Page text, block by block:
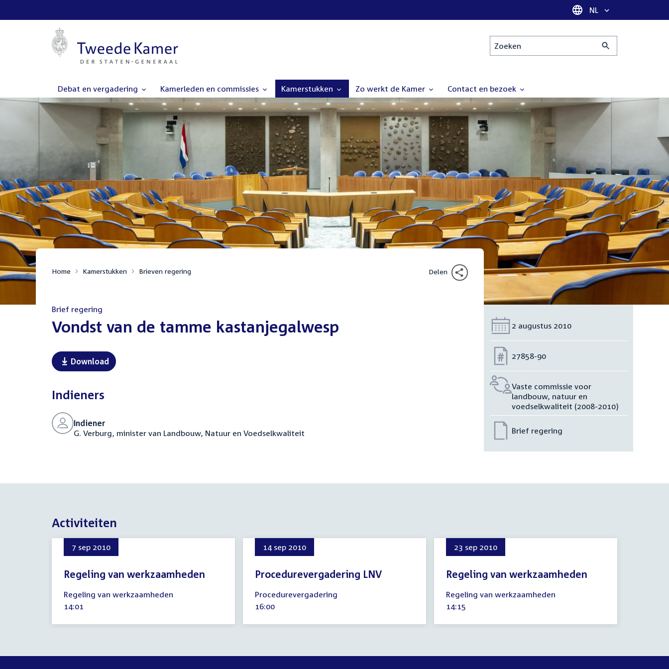
Taal selectie
NL
Zoeken
Debat en vergadering Kamerleden en commissies Kamerstukken Zo werkt de Kamer Contact en bezoek
Home Kamerstukken Brieven regering Delen
Brief regering
:Vondst van de tamme kastanjegalwesp
Download
Indieners
Indiener
G. Verburg, minister van Landbouw, Natuur en Voedselkwaliteit
Datum:
2 augustus 2010
Nummer:
27858-90
Vaste commissie voor
landbouw, natuur en
voedselkwaliteit (2008-2010)
Brief regering
Activiteiten
7 sep 2010
Regeling van werkzaamheden
september
2010
Regeling van werkzaamheden
Tijd
14:01
14 sep 2010
Procedurevergadering LNV
september
2010
Procedurevergadering
Tijd
16:00
23 sep 2010
Regeling van werkzaamheden
september
2010
Regeling van werkzaamheden
Tijd
14:15